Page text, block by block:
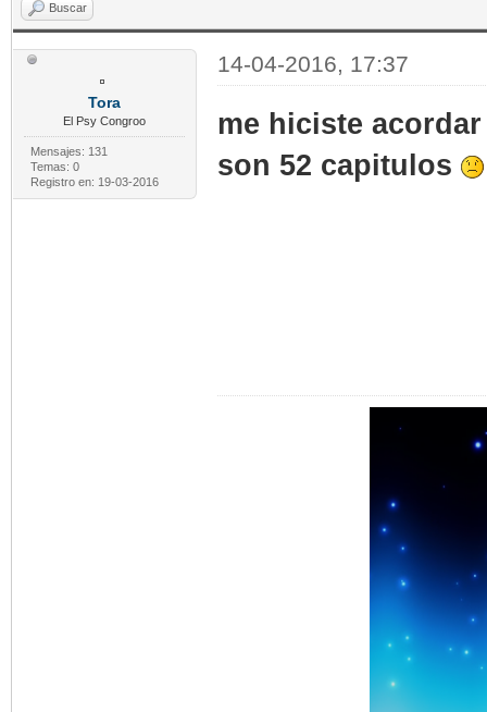
Buscar
Tora
El Psy Congroo
Mensajes: 131
Temas: 0
Registro en: 19-03-2016
14-04-2016, 17:37
me hiciste
son 52 capitulos